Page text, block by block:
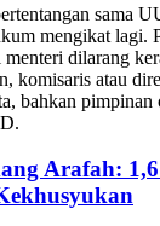
sama
mengikat lagi.
dilarang
komisaris atau
bahkan pimpinan
Arafah: